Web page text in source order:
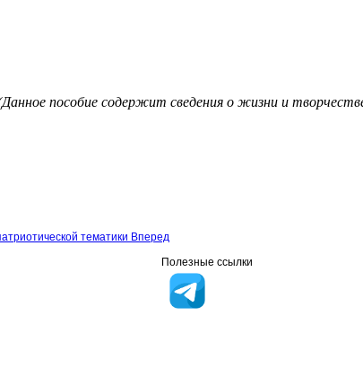
пособие содержит сведения о жизни и
тематики Вперед
Полезные ссылки